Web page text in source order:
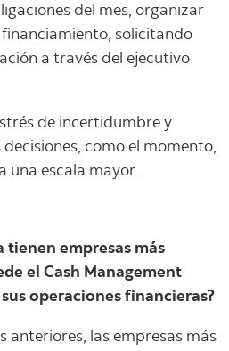
del mes, organizar
solicitando
a través del ejecutivo
de incertidumbre y
como el momento,
una escala mayor.
tienen empresas más
el Cash Management
operaciones financieras?
anteriores, las empresas más